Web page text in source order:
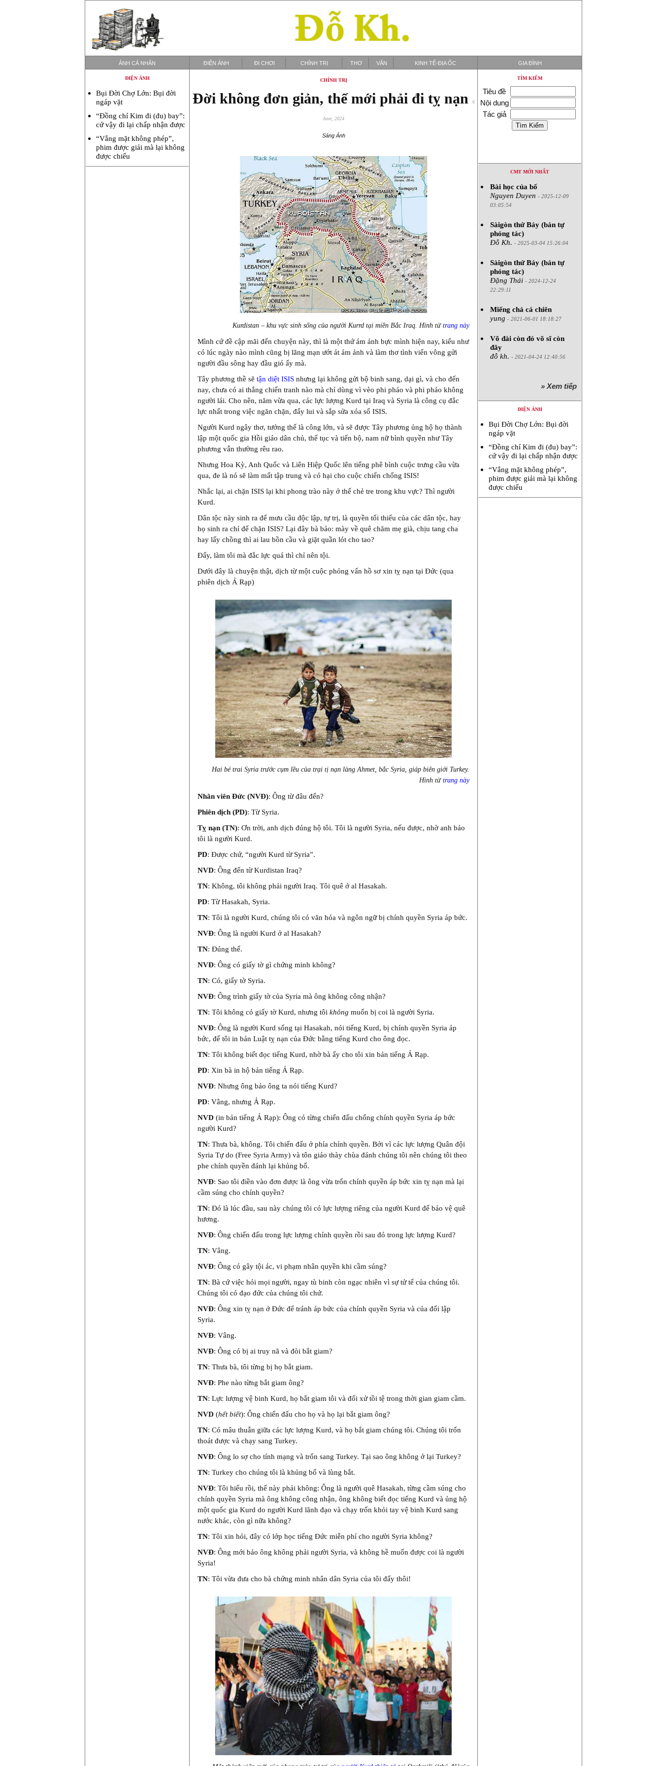
ẢNH CÁ NHÂN ĐIỆN ẢNH ĐI CHƠI CHÍNH TRỊ THƠ VĂN KINH TẾ-ĐỊA ỐC GIA ĐÌNH
ĐIỆN ẢNH
Bụi Đời Chợ Lớn: Bụi đời
ngáp vặt
“Đồng chí Kim đi (đu) bay”:
cứ vậy đi lại chấp nhận được
“Vắng mặt không phép”,
phim được giải mà lại không
được chiếu
CHÍNH TRỊ
Đời không đơn giản, thế mới phải đi tỵ nạn 6
June, 2024
Sáng Ánh
Kurdistan – khu vực sinh sống của người Kurrd tại miền Bắc Iraq. Hình từ trang này
Mình cứ đề cập mãi đến chuyện này, thì là một thứ ám ảnh bực mình hiện nay, kiểu như
có lúc ngày nào mình cũng bị lãng mạn ướt át ám ảnh và làm thơ tình viển vông gửi
người đầu sông hay đầu gió ấy mà.
Tây phương thề sẽ tận diệt ISIS nhưng lại không gửi bộ binh sang, dại gì, và cho đến
nay, chưa có ai thắng chiến tranh nào mà chỉ dùng vì vèo phi pháo và phi pháo không
người lái. Cho nên, năm vừa qua, các lực lượng Kurd tại Iraq và Syria là công cụ đắc
lực nhất trong việc ngăn chặn, đẩy lui và sắp sửa xóa sổ ISIS.
Người Kurd ngây thơ, tưởng thế là công lớn, và sẽ được Tây phương ủng hộ họ thành
lập một quốc gia Hồi giáo dân chủ, thế tục và tiến bộ, nam nữ bình quyền như Tây
phương vẫn thường rêu rao.
Nhưng Hoa Kỳ, Anh Quốc và Liên Hiệp Quốc lên tiếng phê bình cuộc trưng cầu vừa
qua, đe là nó sẽ làm mất tập trung và có hại cho cuộc chiến chống ISIS!
Nhắc lại, ai chặn ISIS lại khi phong trào này ở thế chẻ tre trong khu vực? Thì người
Kurd.
Dân tộc này sinh ra để mưu cầu độc lập, tự trị, là quyền tối thiểu của các dân tộc, hay
họ sinh ra chỉ để chặn ISIS? Lại đây bà bảo: mày về quê chăm mẹ già, chịu tang cha
hay lấy chồng thì ai lau bồn cầu và giặt quần lót cho tao?
Đấy, làm tôi mà đắc lực quá thì chỉ nên tội.
Dưới đây là chuyện thật, dịch từ một cuộc phỏng vấn hồ sơ xin tỵ nạn tại Đức (qua
phiên dịch Ả Rạp)
Hai bé trai Syria trước cụm lều của trại tị nạn làng Ahmet, bắc Syria, giáp biên giới Turkey.
Hình từ trang này
Nhân viên Đức (NVĐ): Ông từ đâu đến?
Phiên dịch (PD): Từ Syria.
Tỵ nạn (TN): Ơn trời, anh dịch đúng hộ tôi. Tôi là người Syria, nếu được, nhờ anh bảo
tôi là người Kurd.
PD: Được chứ, “người Kurd từ Syria”.
NVD: Ông đến từ Kurdistan Iraq?
TN: Không, tôi không phải người Iraq. Tôi quê ở al Hasakah.
PD: Từ Hasakah, Syria.
TN: Tôi là người Kurd, chúng tôi có văn hóa và ngôn ngữ bị chính quyền Syria áp bức.
NVĐ: Ông là người Kurd ở al Hasakah?
TN: Đúng thế.
NVĐ: Ông có giấy tờ gì chứng minh không?
TN: Có, giấy tờ Syria.
NVĐ: Ông trình giấy tờ của Syria mà ông không công nhận?
TN: Tôi không có giấy tờ Kurd, nhưng tôi không muốn bị coi là người Syria.
NVĐ: Ông là người Kurd sống tại Hasakah, nói tiếng Kurd, bị chính quyền Syria áp
bức, để tôi in bản Luật tỵ nạn của Đức bằng tiếng Kurd cho ông đọc.
TN: Tôi không biết đọc tiếng Kurd, nhờ bà ấy cho tôi xin bản tiếng Ả Rạp.
PD: Xin bà in hộ bản tiếng Ả Rạp.
NVĐ: Nhưng ông bảo ông ta nói tiếng Kurd?
PD: Vâng, nhưng Ả Rạp.
NVD (in bản tiếng Ả Rạp): Ông có từng chiến đấu chống chính quyền Syria áp bức
người Kurd?
TN: Thưa bà, không. Tôi chiến đấu ở phía chính quyền. Bởi vì các lực lượng Quân đội
Syria Tự do (Free Syria Army) và tôn giáo thày chùa đánh chúng tôi nên chúng tôi theo
phe chính quyền đánh lại khủng bố.
NVĐ: Sao tôi điền vào đơn được là ông vừa trốn chính quyền áp bức xin tỵ nạn mà lại
cầm súng cho chính quyền?
TN: Đó là lúc đầu, sau này chúng tôi có lực lượng riêng của người Kurd để bảo vệ quê
hương.
NVĐ: Ông chiến đấu trong lực lượng chính quyền rồi sau đó trong lực lượng Kurd?
TN: Vâng.
NVĐ: Ông có gây tội ác, vi phạm nhân quyền khi cầm súng?
TN: Bà cứ việc hỏi mọi người, ngay tù binh còn ngạc nhiên vì sự tử tế của chúng tôi.
Chúng tôi có đạo đức của chúng tôi chứ.
NVĐ: Ông xin tỵ nạn ở Đức để tránh áp bức của chính quyền Syria và của đối lập
Syria.
NVĐ: Vâng.
NVĐ: Ông có bị ai truy nã và đòi bắt giam?
TN: Thưa bà, tôi từng bị họ bắt giam.
NVĐ: Phe nào từng bắt giam ông?
TN: Lực lượng vệ binh Kurd, họ bắt giam tôi và đối xử tồi tệ trong thời gian giam cầm.
NVD (hết biết): Ông chiến đấu cho họ và họ lại bắt giam ông?
TN: Có mâu thuẫn giữa các lực lượng Kurd, và họ bắt giam chúng tôi. Chúng tôi trốn
thoát được và chạy sang Turkey.
NVĐ: Ông lo sợ cho tính mạng và trốn sang Turkey. Tại sao ông không ở lại Turkey?
TN: Turkey cho chúng tôi là khủng bố và lùng bắt.
NVĐ: Tôi hiểu rồi, thế này phải không: Ông là người quê Hasakah, từng cầm súng cho
chính quyền Syria mà ông không công nhận, ông không biết đọc tiếng Kurd và ủng hộ
một quốc gia Kurd do người Kurd lãnh đạo và chạy trốn khỏi tay vệ binh Kurd sang
nước khác, còn gì nữa không?
TN: Tôi xin hỏi, đây có lớp học tiếng Đức miễn phí cho người Syria không?
NVĐ: Ông mới bảo ông không phải người Syria, và không hề muốn được coi là người
Syria!
TN: Tôi vừa đưa cho bà chứng minh nhân dân Syria của tôi đấy thôi!
TÌM KIẾM
Tiêu đề
Nội dung
Tác giả
CMT MỚI NHẤT
Bài học của bố
Nguyen Duyen - 2025-12-09
03:05:54
Sàigòn thứ Bảy (bản tự
phóng tác)
Đỗ Kh. - 2025-03-04 15:26:04
Sàigòn thứ Bảy (bản tự
phóng tác)
Đặng Thái - 2024-12-24
22:29:11
Miếng chả cá chiên
yung - 2021-06-01 18:18:27
Võ đài còn đó võ sĩ còn
đây
đỗ kh. - 2021-04-24 12:40:56
» Xem tiếp
ĐIỆN ẢNH
Bụi Đời Chợ Lớn: Bụi đời
ngáp vặt
“Đồng chí Kim đi (đu) bay”:
cứ vậy đi lại chấp nhận được
“Vắng mặt không phép”,
phim được giải mà lại không
được chiếu